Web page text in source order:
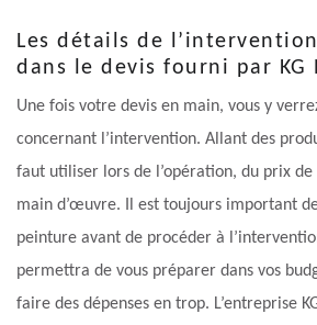
Les détails de
dans le devis fourni par KG
Une fois votre devis en main, vous y
concernant l’intervention. Allant des
faut utiliser lors de l’opération, du prix
main d’œuvre. Il est toujours important
peinture avant de procéder à
permettra de vous préparer dans vos
faire des dépenses en trop. L’entreprise